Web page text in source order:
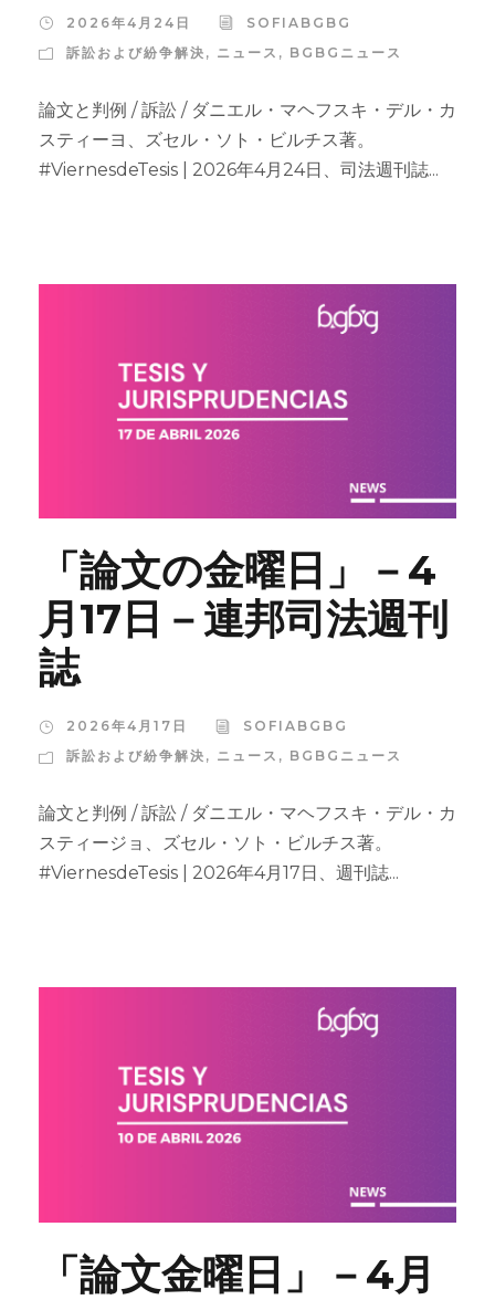
2026年4月24日
SOFIABGBG
訴訟および紛争解決 , ニュース , BGBGニュース
論文と判例 / 訴訟 / ダニエル・マヘフスキ・デル・カ
スティーヨ、ズセル・ソト・ビルチス著。
#ViernesdeTesis | 2026年4月24日、司法週刊誌...
「論文の金曜日」－4
月17日－連邦司法週刊
誌
2026年4月17日
SOFIABGBG
訴訟および紛争解決 , ニュース , BGBGニュース
論文と判例 / 訴訟 / ダニエル・マヘフスキ・デル・カ
スティージョ、ズセル・ソト・ビルチス著。
#ViernesdeTesis | 2026年4月17日、週刊誌...
「論文金曜日」－4月